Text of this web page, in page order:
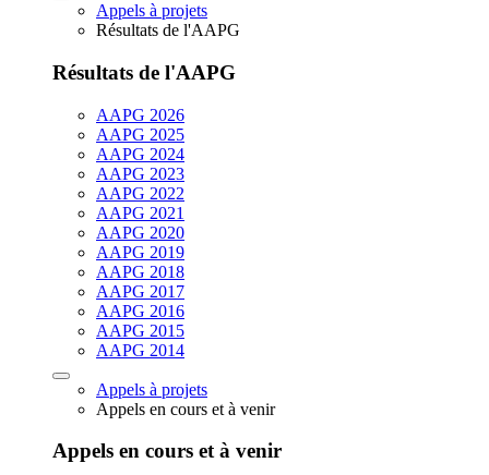
Appels à projets
Résultats de l'AAPG
Résultats de l'AAPG
AAPG 2026
AAPG 2025
AAPG 2024
AAPG 2023
AAPG 2022
AAPG 2021
AAPG 2020
AAPG 2019
AAPG 2018
AAPG 2017
AAPG 2016
AAPG 2015
AAPG 2014
Appels à projets
Appels en cours et à venir
Appels en cours et à venir